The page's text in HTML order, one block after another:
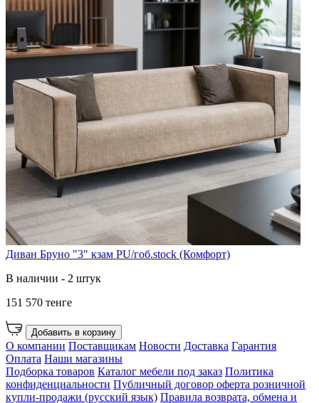
Диван Бруно "3" кзам PU/гоб.stock (Комфорт)
В наличии - 2 штук
151 570 тенге
Добавить в корзину
О компании Поставщикам Новости Доставка Гарантия
Оплата Наши магазины
Подборка товаров Каталог мебели под заказ Политика
конфиденциальности Публичный договор оферта розничной
купли-продажи (русский язык) Правила возврата, обмена и